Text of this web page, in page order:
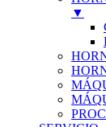
▼